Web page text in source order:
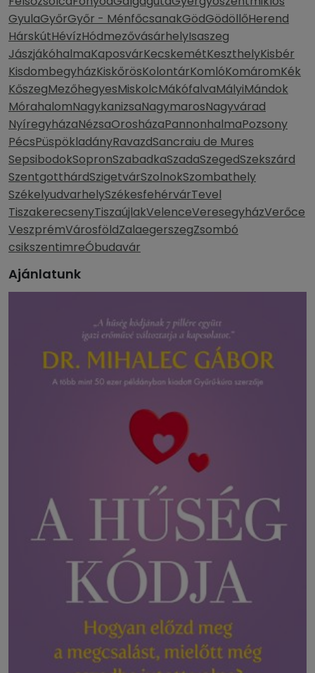
GyulaGyőrGyőr - MénfőcsanakGödGödöllőHerend
HárskútHévízHódmezővásárhelyIsaszeg
JászjákóhalmaKaposvárKecskemétKeszthelyKisbér
KisdombegyházKiskőrösKolontárKomlóKomáromKék
KőszegMezőhegyesMiskolcMákófalvaMályiMándok
MórahalomNagykanizsaNagymarosNagyvárad
NyíregyházaNézsaOrosházaPannonhalmaPozsony
PécsPüspökladányRavazdSancraiu de Mures
SepsibodokSopronSzabadkaSzadaSzegedSzekszárd
SzentgotthárdSzigetvárSzolnokSzombathely
SzékelyudvarhelySzékesfehérvárTevel
TiszakerecsenyTiszaújlakVelenceVeresegyházVerőce
VeszprémVárosföldZalaegerszegZsombó
csikszentimreÓbudavár
Ajánlatunk